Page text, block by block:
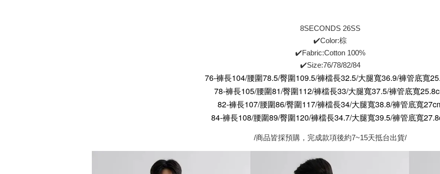
8SECONDS 26SS
✔️Color:棕
✔️Fabric:Cotton 100%
✔️Size:76/78/82/84
76-褲長104/腰圍78.5/臀圍109.5/褲檔長32.5/大腿寬36.9/褲管底寬
78-褲長105/腰圍81/臀圍112/褲檔長33/大腿寬37.5/褲管底寬
82-褲長107/腰圍86/臀圍117/褲檔長34/大腿寬38.8/褲管底寬
84-褲長108/腰圍89/臀圍120/褲檔長34.7/大腿寬39.5/褲管底寬
/商品皆採預購，完成款項後約7~15天抵台出貨/